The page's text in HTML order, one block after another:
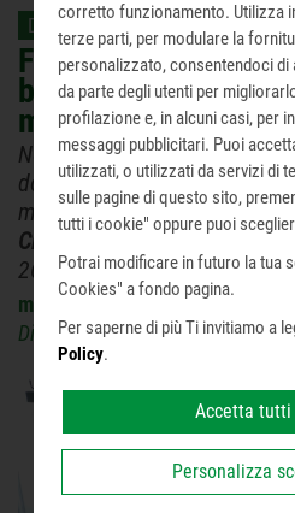
Da Corriere della Sera - Buone
Farmaci, donazioni
basta ancora: Sos
mascherine
Nei primi 6 mesi del 2020,
donati 9 mln di € di
ma la situazione si
Chiesa
Corriere della
26/08/2020
mercoledì 26 agosto 2020
Di Fausta Chiesa
corretto funzionamento. Utilizza
terze parti, per modulare la
personalizzato, consentendoci
da parte degli utenti per
profilazione e, in alcuni casi, per
messaggi pubblicitari. Puoi
utilizzati, o utilizzati da servizi di
sulle pagine di questo sito,
tutti i cookie" oppure puoi
rifiutare premendo il pulsante
Infine puoi decidere di premere il
prosegui" per continuare la
accettando solo i cookie tecnici
Potrai modificare in futuro la tua
Cookies" a fondo pagina.
Per saperne di più Ti invitiamo a
Policy.
Personalizza
Accetta tutti